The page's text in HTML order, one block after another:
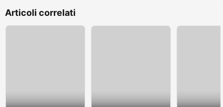
Articoli correlati